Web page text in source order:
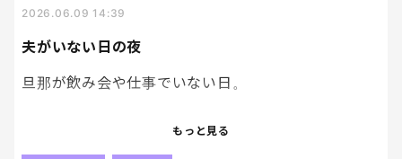
夫がいない日の夜
2026.06.09 14:39
旦那が飲み会や仕事でいない日。
大変そうに見えるかもしれない。
もっと見る